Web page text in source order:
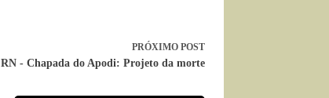
PRÓXIMO POST
RN - Chapada do Apodi: Projeto da morte